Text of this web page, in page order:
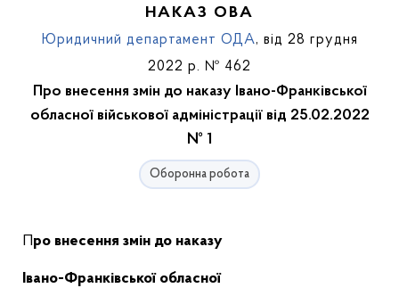
НАКАЗ ОВА
Юридичний департамент ОДА, від 28 грудня
2022 р. № 462
Про внесення змін до наказу Івано-Франківської
обласної військової адміністрації від 25.02.2022
№ 1
Оборонна робота
Про внесення змін до наказу
Івано-Франківської обласної